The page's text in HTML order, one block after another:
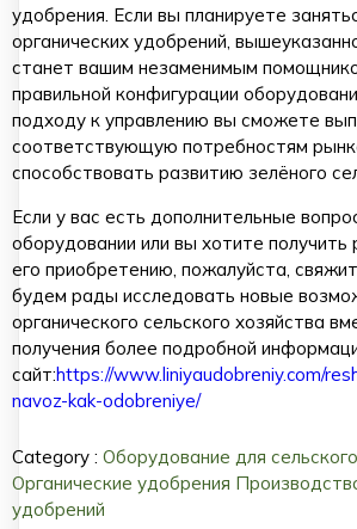
удобрения. Если вы планируете
органических удобрений,
станет вашим незаменимым
правильной конфигурации
подходу к управлению вы сможете
соответствующую потребностям
способствовать развитию зелёного
Если у вас есть дополнительные
оборудовании или вы хотите получить
его приобретению, пожалуйста,
будем рады исследовать новые
органического сельского хозяйства
получения более подробной
сайт:https://www.liniyaudobreniy.com/
navoz-kak-odobreniye/
Category : Оборудование для
Органические удобрения
удобрений